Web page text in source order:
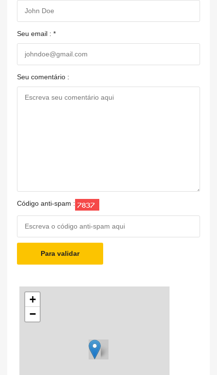
Seu email : *
Seu comentário :
Código anti-spam :
Para validar
+
−